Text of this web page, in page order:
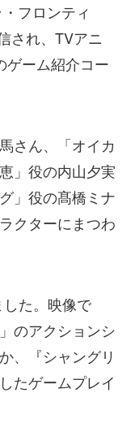
フロンティ
され、TVアニ
ゲーム紹介コー
さん、「オイカ
」役の内山夕実
」役の髙橋ミナ
クターにまつわ
た。映像で
のアクションシ
、『シャングリ
たゲームプレイ